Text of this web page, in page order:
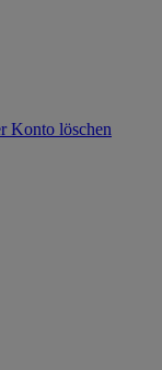
Konto löschen